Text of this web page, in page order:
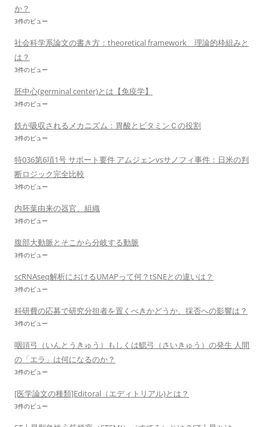
か？
3件のビュー
社会科学系論文の書き方：theoretical framework 理論的枠組みと
は？
3件のビュー
胚中心(germinal center)とは【免疫学】
3件のビュー
鉄が吸収されるメカニズム：胃酸とビタミンＣの役割
3件のビュー
特036第6項1号 サポート要件 アムジェンvsサノフィ事件：日米の判
断ロジック完全比較
3件のビュー
内胚葉由来の器官、組織
3件のビュー
腹部大動脈とそこから分岐する動脈
3件のビュー
scRNAseq解析におけるUMAPって何？tSNEとの違いは？
3件のビュー
科研費の応募で研究分担者を置くべきかどうか、採否への影響は？
3件のビュー
咽頭弓（いんとうきゅう）もしくは鰓弓（さいきゅう）の発生 人間
の「エラ」は何になるのか？
3件のビュー
[医学論文の種類]Editoral（エディトリアル)とは？
3件のビュー